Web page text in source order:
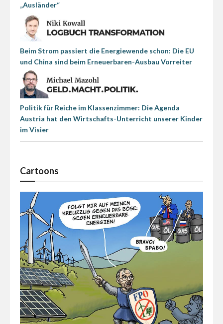
„Ausländer“
Beim Strom passiert die Energiewende schon: Die EU
und China sind beim Erneuerbaren-Ausbau Vorreiter
Politik für Reiche im Klassenzimmer: Die Agenda
Austria hat den Wirtschafts-Unterricht unserer Kinder
im Visier
Cartoons